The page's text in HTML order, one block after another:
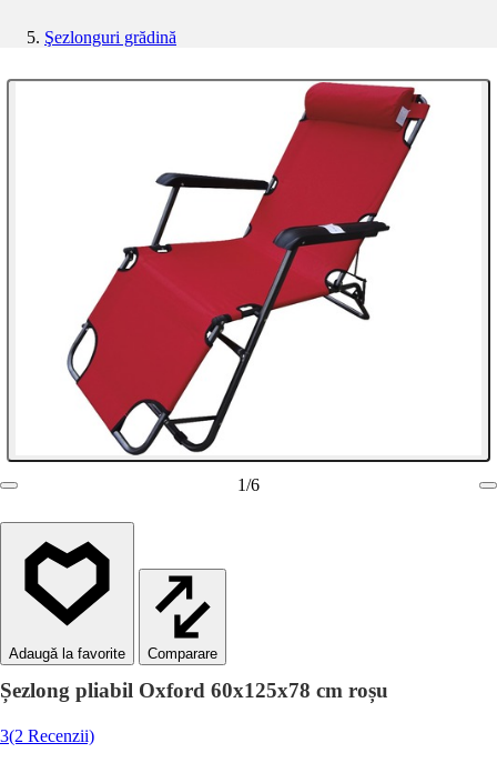
Şezlonguri grădină
1/6
Comparare
Șezlong pliabil Oxford 60x125x78 cm roșu
3(2 Recenzii)